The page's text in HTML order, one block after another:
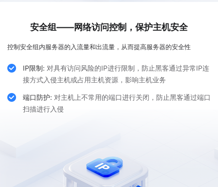
安全组——网络访问控制，保护主机安全
控制安全组内服务器的入流量和出流量，从而提高服务器的安全性
 IP限制: 对具有访问风险的IP进行限制，防止黑客通过异常IP连
接方式入侵主机或占用主机资源，影响主机业务
 端口防护: 对主机上不常用的端口进行关闭，防止黑客通过端口
扫描进行入侵